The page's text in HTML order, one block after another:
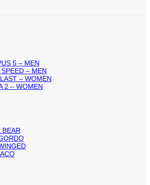
5 – MEN
– MEN
– WOMEN
2 – WOMEN
BEAR